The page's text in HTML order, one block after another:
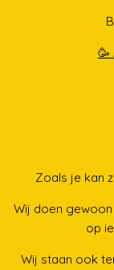
🥳
Zoals je kan
Wij doen
op
Wij staan ook